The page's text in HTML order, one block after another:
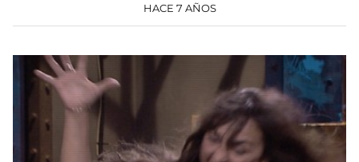
HACE 7 AÑOS